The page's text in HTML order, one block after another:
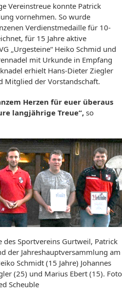
Vereinstreue konnte Patrick
vornehmen. So wurde
Verdienstmedaille für 10-
für 15 Jahre aktive
„Urgesteine“ Heiko Schmid und
mit Urkunde in Empfang
erhielt Hans-Dieter Ziegler
Mitglied der Vorstandschaft.
Herzen für euer überaus
langjährige Treue“, so
des Sportvereins Gurtweil, Patrick
der Jahreshauptversammlung am
Schmidt (15 Jahre) Johannes
(25) und Marius Ebert (15). Foto
Scheuble